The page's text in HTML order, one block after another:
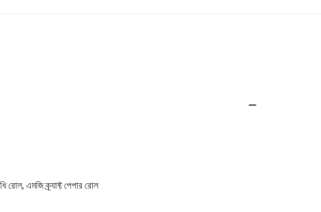
এমজি ক্র্যাফ্ট পেপার রোল